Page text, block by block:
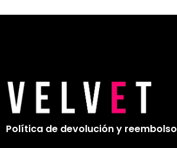
Política de devolución y reembolso